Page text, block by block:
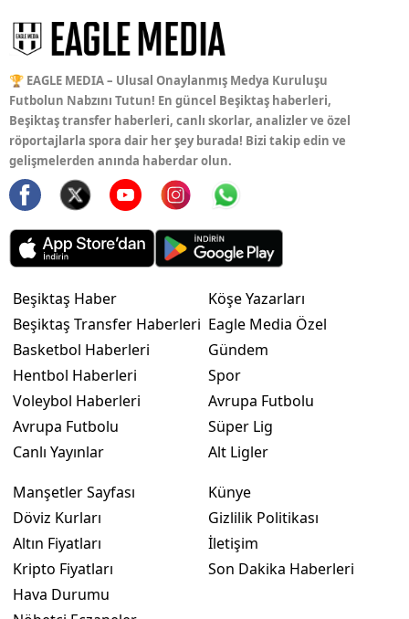
🏆 EAGLE MEDIA – Ulusal Onaylanmış Medya Kuruluşu
Futbolun Nabzını Tutun! En güncel Beşiktaş haberleri,
Beşiktaş transfer haberleri, canlı skorlar, analizler ve özel
röportajlarla spora dair her şey burada! Bizi takip edin ve
gelişmelerden anında haberdar olun.
Beşiktaş Haber
Beşiktaş Transfer Haberleri
Basketbol Haberleri
Hentbol Haberleri
Voleybol Haberleri
Avrupa Futbolu
Canlı Yayınlar
Köşe Yazarları
Eagle Media Özel
Gündem
Spor
Avrupa Futbolu
Süper Lig
Alt Ligler
Manşetler Sayfası
Döviz Kurları
Altın Fiyatları
Kripto Fiyatları
Hava Durumu
Künye
Gizlilik Politikası
İletişim
Son Dakika Haberleri